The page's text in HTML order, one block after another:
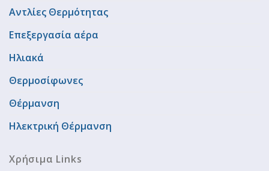
Αντλίες Θερμότητας
Επεξεργασία αέρα
Ηλιακά
Θερμοσίφωνες
Θέρμανση
Ηλεκτρική Θέρμανση
Χρήσιμα Links